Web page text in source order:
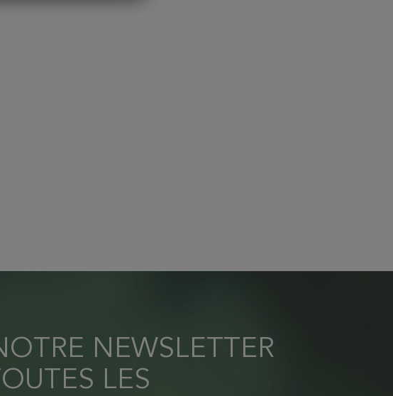
NEWSLETTER
LES